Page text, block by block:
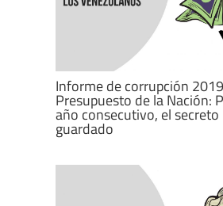
Informe de corrupción
Presupuesto de la Nación:
año consecutivo, el
guardado